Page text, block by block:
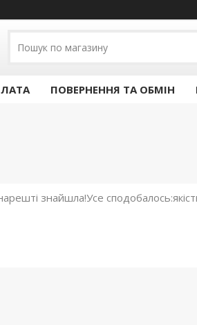
ПОВЕРНЕННЯ ТА ОБМІН
знайшла!Усе